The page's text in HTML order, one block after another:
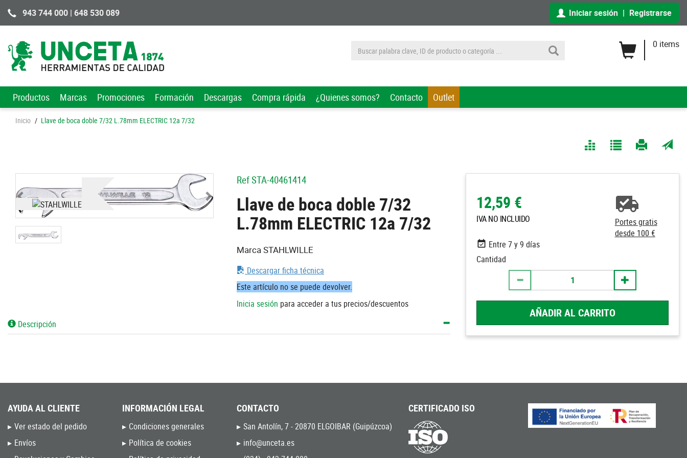
943 744 000 | 648 530 089 Iniciar sesión | Registrarse
0 items
Productos Marcas Promociones Formación Descargas Compra rápida ¿Quienes somos? Contacto Outlet
Inicio / Llave de boca doble 7/32 L.78mm ELECTRIC 12a 7/32
RefSTA-40461414
Llave de boca doble 7/32
L.78mm ELECTRIC 12a 7/32
12,59 €
IVA NO INCLUIDO
Portes gratis
desde 100 €
Entre 7 y 9 días
Cantidad
AÑADIR AL CARRITO
Marca STAHLWILLE
Descargar ficha técnica
Este artículo no se puede devolver.
Inicia sesión para acceder a tus precios/descuentos
Descripción
AYUDA AL CLIENTE
Ver estado del pedido
Envíos
INFORMACIÓN LEGAL
Condiciones generales
Política de cookies
CONTACTO
San Antolín, 7 - 20870 ELGOIBAR (Guipúzcoa)
info@unceta.es
CERTIFICADO ISO